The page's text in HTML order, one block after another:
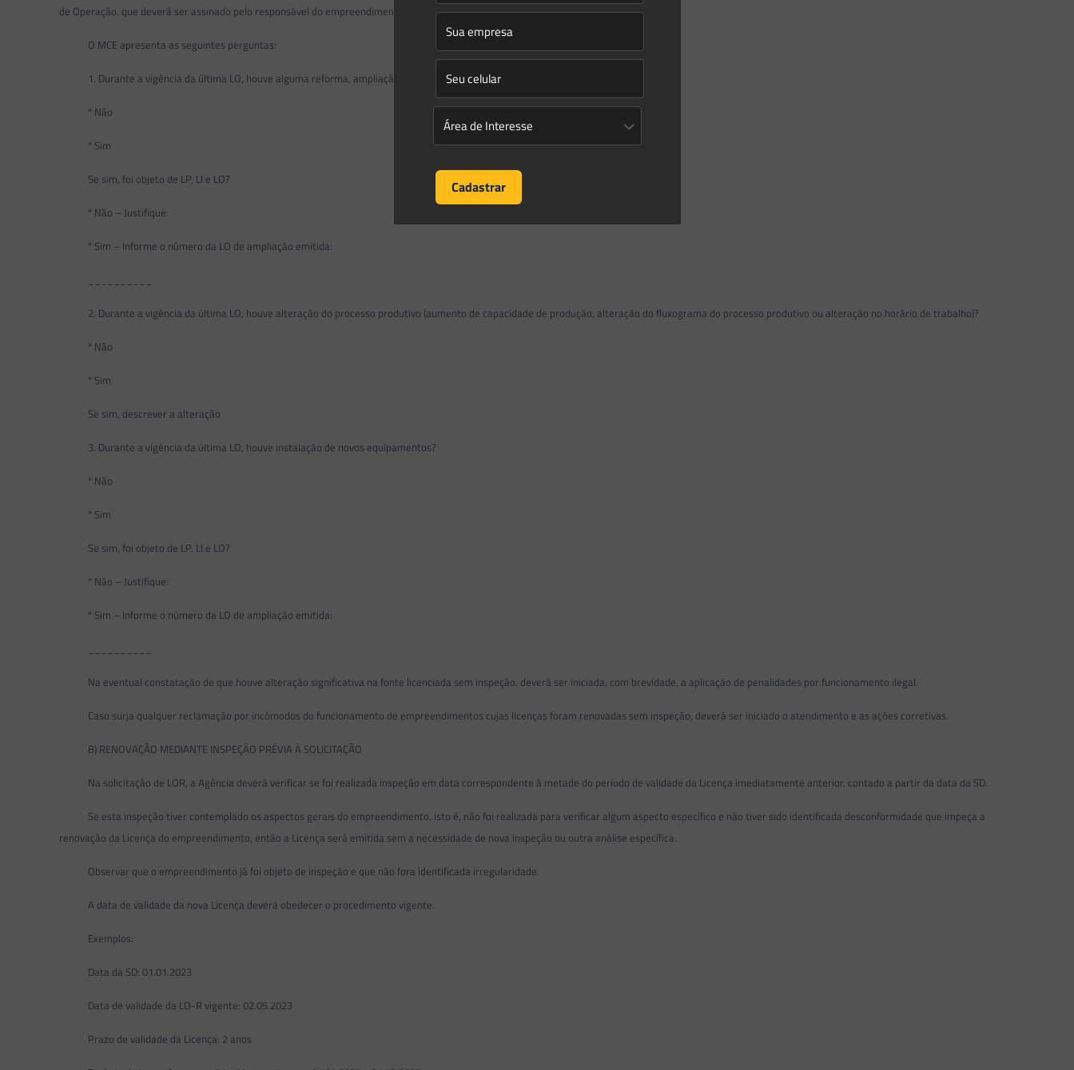
de Operação, que deverá ser assinado pelo responsável do empreendimento ou seu representante legal.
O MCE apresenta as seguintes perguntas:
1. Durante a vigência da última LO, houve alguma reforma, ampliação de áreas ou alteração de layout no empreendimento?
* Não
* Sim
Se sim, foi objeto de LP, LI e LO?
* Não – Justifique:
* Sim – Informe o número da LO de ampliação emitida:
2. Durante a vigência da última LO, houve alteração do processo produtivo (aumento de capacidade de produção, alteração do fluxograma do processo produtivo ou alteração no horário de trabalho)?
* Não
* Sim
Se sim, descrever a alteração
3. Durante a vigência da última LO, houve instalação de novos equipamentos?
* Não
* Sim
Se sim, foi objeto de LP, LI e LO?
* Não – Justifique:
* Sim – Informe o número da LO de ampliação emitida:
Na eventual constatação de que houve alteração significativa na fonte licenciada sem inspeção, deverá ser iniciada, com brevidade, a aplicação de penalidades por funcionamento ilegal.
Caso surja qualquer reclamação por incômodos do funcionamento de empreendimentos cujas licenças foram renovadas sem inspeção, deverá ser iniciado o atendimento e as ações corretivas.
B) RENOVAÇÃO MEDIANTE INSPEÇÃO PRÉVIA À SOLICITAÇÃO
Na solicitação de LOR, a Agência deverá verificar se foi realizada inspeção em data correspondente à metade do período de validade da Licença imediatamente anterior, contado a partir da data da SD.
Se esta inspeção tiver contemplado os aspectos gerais do empreendimento, isto é, não foi realizada para verificar algum aspecto específico e não tiver sido identificada desconformidade que impeça a
renovação da Licença do empreendimento, então a Licença será emitida sem a necessidade de nova inspeção ou outra análise específica.
Observar que o empreendimento já foi objeto de inspeção e que não fora identificada irregularidade.
A data de validade da nova Licença deverá obedecer o procedimento vigente.
Exemplos:
Data da SD: 01.01.2023
Data de validade da LO-R vigente: 02.05.2023
Prazo de validade da Licença: 2 anos